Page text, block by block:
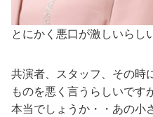
とにかく悪口が激しいらし
共演者、スタッフ、その時
ものを悪く言うらしいです
本当でしょうか・・あの小